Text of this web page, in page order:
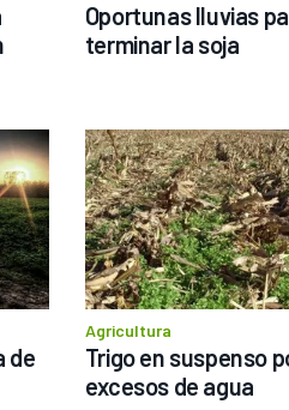
Oportunas lluvias
terminar la soja
de
Agricultura
Trigo en suspenso
excesos de agua